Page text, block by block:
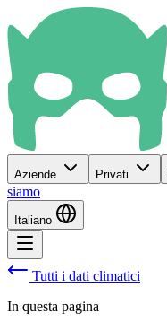
Aziende Privati
siamo
Italiano
Tutti i dati climatici
In questa pagina